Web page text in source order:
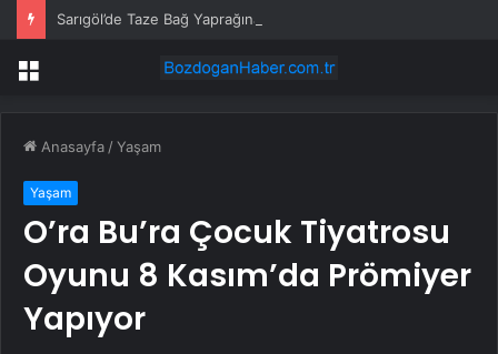
Sarıgöl’de Taze Bağ Yaprağına Yoğun İlgi
Menü
Anasayfa /Yaşam
Yaşam
O’ra Bu’ra Çocuk Tiyatrosu
Oyunu 8 Kasım’da Prömiyer
Yapıyor